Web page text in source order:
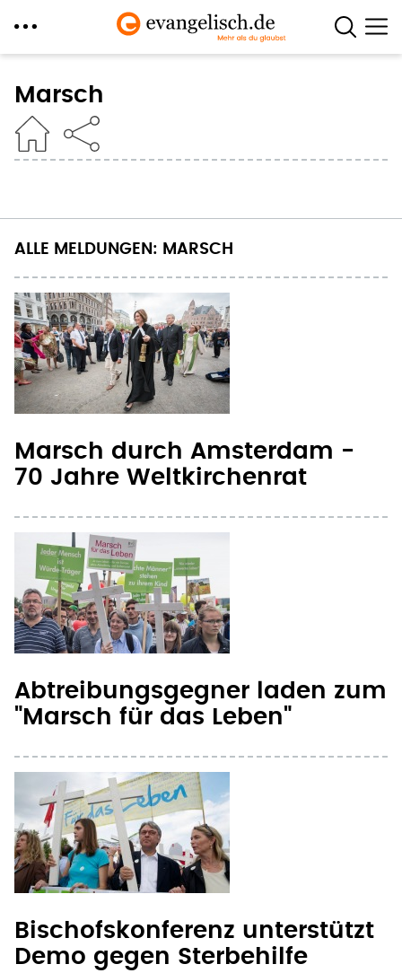
zum
Inhalt
Marsch
ALLE MELDUNGEN: MARSCH
Marsch durch Amsterdam -
70 Jahre Weltkirchenrat
Abtreibungsgegner laden zum
"Marsch für das Leben"
Bischofskonferenz unterstützt
Demo gegen Sterbehilfe